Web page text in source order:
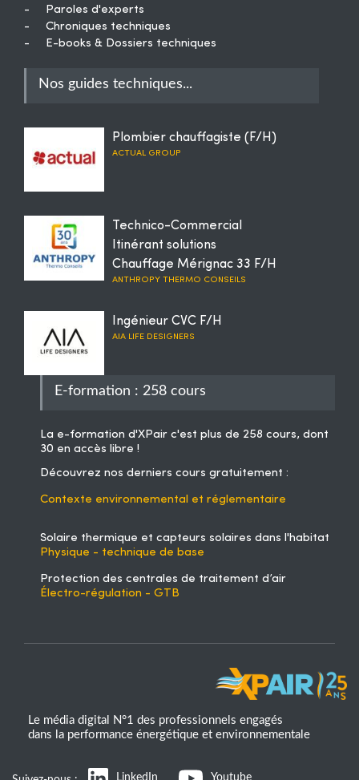
-
Paroles d'experts
-
Chroniques techniques
-
E-books & Dossiers techniques
Nos guides techniques...
Plombier chauffagiste (F/H)
ACTUAL GROUP
Technico-Commercial
Itinérant solutions
Chauffage Mérignac 33 F/H
ANTHROPY THERMO CONSEILS
Ingénieur CVC F/H
AIA LIFE DESIGNERS
E-formation : 258 cours
La e-formation d'XPair c'est plus de 258 cours, dont
30 en accès libre !
Découvrez nos derniers cours gratuitement :
Contexte environnemental et réglementaire
Solaire thermique et capteurs solaires dans l'habitat
Physique - technique de base
Protection des centrales de traitement d’air
Électro-régulation - GTB
Le média digital N°1 des professionnels engagés
dans la performance énergétique et environnementale
LinkedIn Youtube